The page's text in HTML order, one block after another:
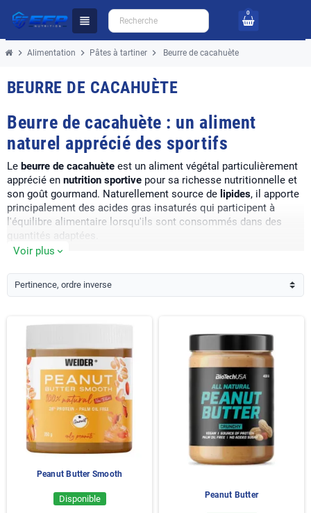
view_headline
0
chevron_right Alimentation chevron_right Pâtes à tartiner chevron_right Beurre de cacahuète
BEURRE DE CACAHUÈTE
Beurre de cacahuète : un aliment
naturel apprécié des sportifs
Le beurre de cacahuète est un aliment végétal particulièrement
apprécié en nutrition sportive pour sa richesse nutritionnelle et
son goût gourmand. Naturellement source de lipides, il apporte
principalement des acides gras insaturés qui participent à
l'équilibre alimentaire lorsqu'ils sont consommés dans des
quantités adaptées.
Les cacahuètes contiennent également des
végétales, ce qui en fait une option intéressante pour compléter
les apports nutritionnels, notamment chez les sportifs et les
personnes souhaitant varier leurs sources de protéines. Grâce à
cacahuète peut être utilisé au petit-déjeuner, en collation ou
intégré dans différentes recettes sportives.
ChezEFP Nutrition, découvrez des produits adaptés aux
objectifs de performance, de prise de masse et de maintien
d'une alimentation équilibrée. Le beurre de cacahuète peut
notamment être associé à des
protéines végétalesou à une
whey protéine pour créer des recettes riches en protéines.
En savoir plus sur le beurre de cacahuète↓
Voir plus expand_more
Pertinence, ordre inverse
Peanut Butter Smooth
Disponible Peanut Butter